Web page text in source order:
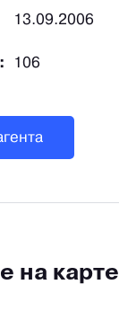
13.09.2006
106
на карте